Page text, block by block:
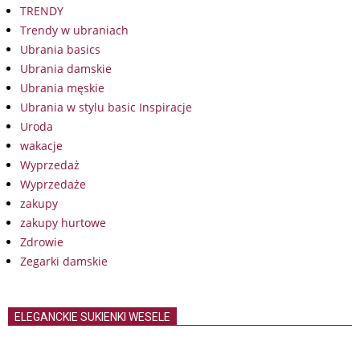
TRENDY
Trendy w ubraniach
Ubrania basics
Ubrania damskie
Ubrania męskie
Ubrania w stylu basic Inspiracje
Uroda
wakacje
Wyprzedaż
Wyprzedaże
zakupy
zakupy hurtowe
Zdrowie
Zegarki damskie
ELEGANCKIE SUKIENKI WESELE